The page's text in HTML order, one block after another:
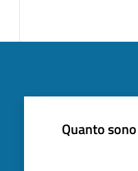
Quanto